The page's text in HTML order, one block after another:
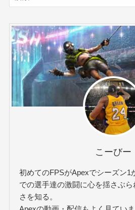
こーびー
初めてのFPSがApexでシーズン1
での選手達の激闘に心を揺さぶ
さを知る。